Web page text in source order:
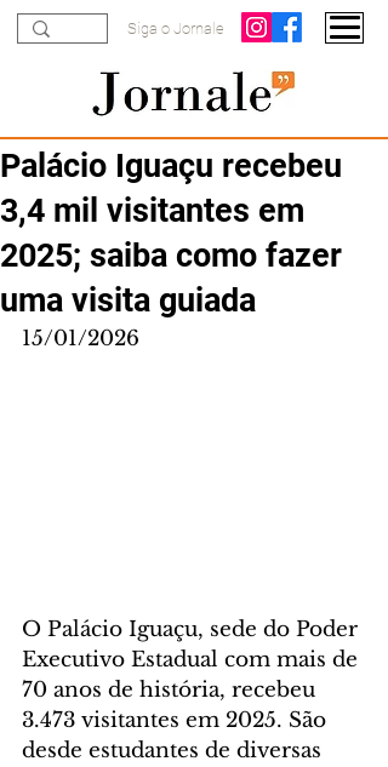
Siga o Jornale
Palácio Iguaçu recebeu
3,4 mil visitantes em
2025; saiba como fazer
uma visita guiada
15/01/2026
O Palácio Iguaçu, sede do Poder
Executivo Estadual com mais de
70 anos de história, recebeu
3.473 visitantes em 2025. São
desde estudantes de diversas